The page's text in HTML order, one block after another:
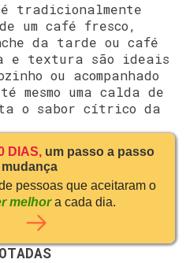
tradicionalmente
um café fresco,
da tarde ou café
e textura são ideais
ou acompanhado
mesmo uma calda de
o sabor cítrico da
DIAS, um passo a passo
mudança
pessoas que aceitaram o
melhora cada dia.